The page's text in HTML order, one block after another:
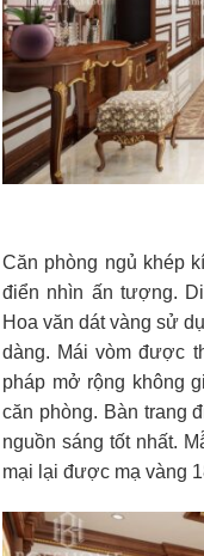
Căn phòng ngủ khép
điển nhìn ấn tượng.
Hoa văn dát vàng sử
dàng. Mái vòm được
pháp mở rộng không
căn phòng. Bàn trang
nguồn sáng tốt nhất.
mại lại được mạ vàng